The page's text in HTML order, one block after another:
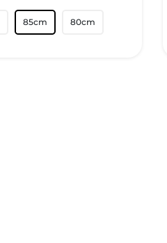
85cm 80cm